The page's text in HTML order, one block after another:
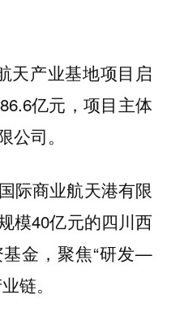
天产业基地项目启
亿元，项目主体
司。
际商业航天港有限
模40亿元的四川西
金，聚焦“研发—
链。